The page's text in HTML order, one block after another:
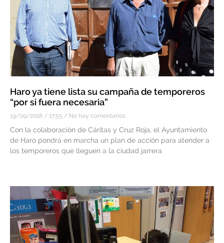
Haro ya tiene lista su campaña de temporeros
“por si fuera necesaria”
19/09/2018 17:55 No hay comentarios
Con la colaboración de Cáritas y Cruz Roja, el Ayuntamiento
de Haro pondrá en marcha un plan de acción para atender a
los temporeros que lleguen a la ciudad jarrera